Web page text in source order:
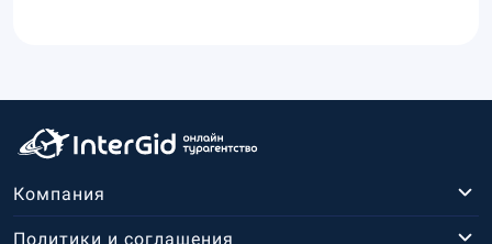
Компания
Политики и соглашения